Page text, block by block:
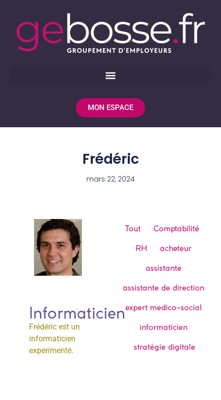
MON ESPACE
Frédéric
mars 22, 2024
Informaticien
Frédéric est un
informaticien
expérimenté.
Tout
Comptabilité
RH
acheteur
assistante
assistante de direction
expert medico-social
informaticien
stratégie digitale